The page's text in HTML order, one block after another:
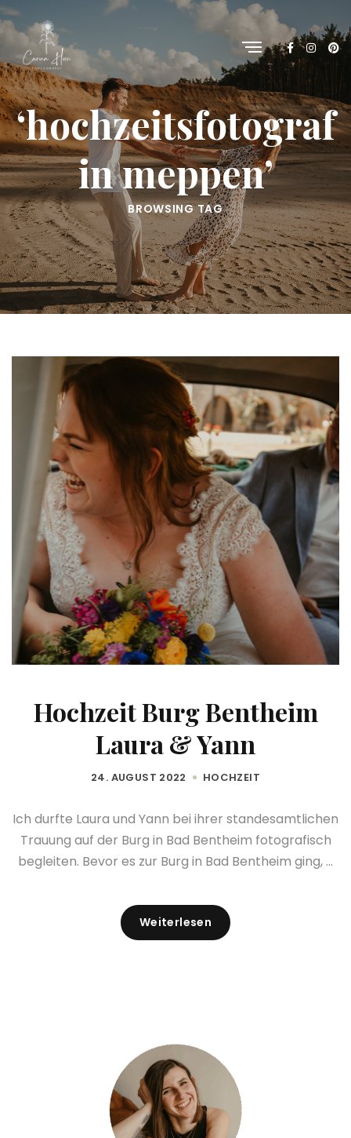
‘hochzeitsfotograf
in meppen’
BROWSING TAG
Hochzeit Burg Bentheim
Laura & Yann
24. AUGUST 2022 HOCHZEIT
Ich durfte Laura und Yann bei ihrer standesamtlichen
Trauung auf der Burg in Bad Bentheim fotografisch
begleiten. Bevor es zur Burg in Bad Bentheim ging, ...
Weiterlesen